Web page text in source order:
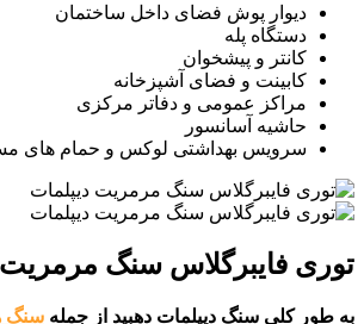
دیوار پوش فضای داخل ساختمان
دستگاه پله
کانتر و پیشخوان
کابینت و فضای آشپزخانه
مراکز عمومی و دفاتر مرکزی
حاشیه آسانسور
سرویس بهداشتی لوکس و حمام های
توری فایبرگلاس سنگ مرمریت
به طور کلی سنگ دیپلمات دهبید از جمله سنگ